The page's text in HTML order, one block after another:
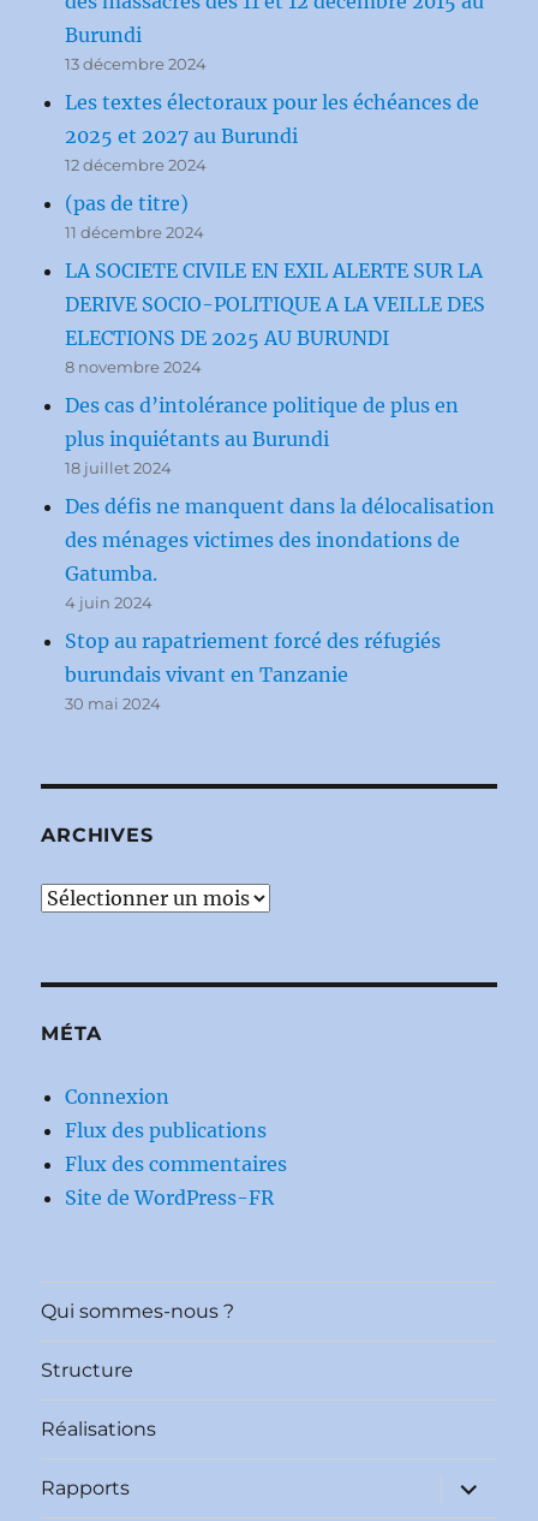
Burundi
13 décembre 2024
Les textes électoraux pour les échéances de
2025 et 2027 au Burundi
12 décembre 2024
(pas de titre)
11 décembre 2024
LA SOCIETE CIVILE EN EXIL ALERTE SUR LA
DERIVE SOCIO-POLITIQUE A LA VEILLE DES
ELECTIONS DE 2025 AU BURUNDI
8 novembre 2024
Des cas d’intolérance politique de plus en
plus inquiétants au Burundi
18 juillet 2024
Des défis ne manquent dans la délocalisation
des ménages victimes des inondations de
Gatumba.
4 juin 2024
Stop au rapatriement forcé des réfugiés
burundais vivant en Tanzanie
30 mai 2024
ARCHIVES
Archives
MÉTA
Connexion
Flux des publications
Flux des commentaires
Site de WordPress-FR
Qui sommes-nous ?
Structure
Réalisations
Rapports
ouvrir
le